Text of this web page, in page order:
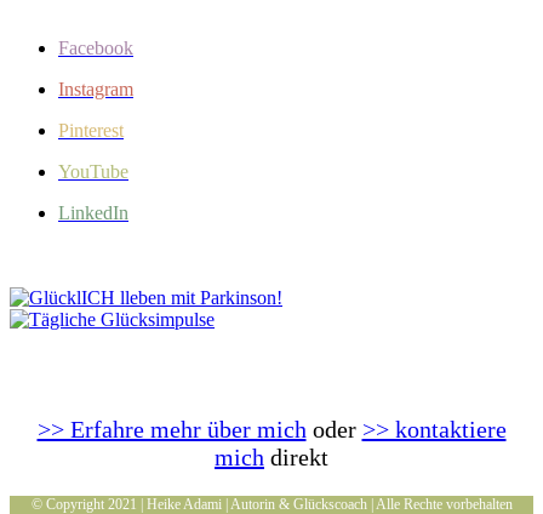
Facebook
Instagram
Pinterest
YouTube
LinkedIn
>> Erfahre mehr über mich oder >> kontaktiere
mich direkt
© Copyright 2021 | Heike Adami | Autorin & Glückscoach | Alle Rechte vorbehalten